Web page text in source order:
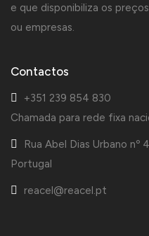
e que disponibiliza os
ou empresas.
Contactos
+351 239 854 830
Chamada para rede fixa
Rua Abel Dias Urbano nº
Portugal
reacel@reacel.pt